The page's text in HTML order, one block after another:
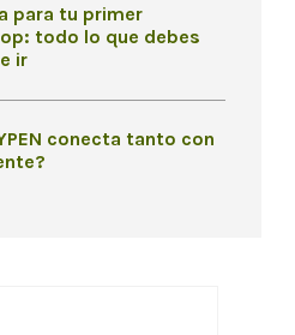
para tu primer
todo lo que debes
ir
conecta tanto con